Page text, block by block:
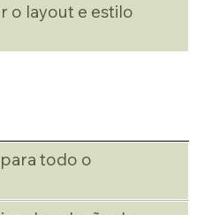
o layout e estilo
todo o